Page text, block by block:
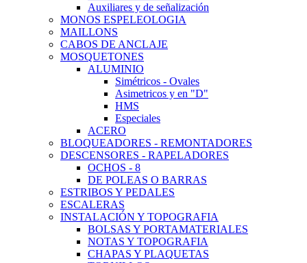
Auxiliares y de señalización
MONOS ESPELEOLOGIA
MAILLONS
CABOS DE ANCLAJE
MOSQUETONES
ALUMINIO
Simétricos - Ovales
Asimetricos y en "D"
HMS
Especiales
ACERO
BLOQUEADORES - REMONTADORES
DESCENSORES - RAPELADORES
OCHOS - 8
DE POLEAS O BARRAS
ESTRIBOS Y PEDALES
ESCALERAS
INSTALACIÓN Y TOPOGRAFIA
BOLSAS Y PORTAMATERIALES
NOTAS Y TOPOGRAFIA
CHAPAS Y PLAQUETAS